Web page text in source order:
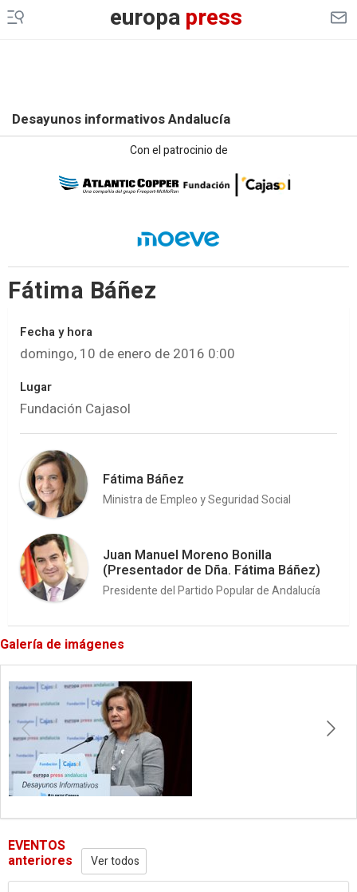
europapress
Desayunos informativos Andalucía
Con el patrocinio de
Fátima Báñez
Fecha y hora
domingo, 10 de enero de 2016 0:00
Lugar
Fundación Cajasol
Fátima Báñez
Ministra de Empleo y Seguridad Social
Juan Manuel Moreno Bonilla
(Presentador de Dña. Fátima Báñez)
Presidente del Partido Popular de Andalucía
Galería de imágenes
EVENTOS
anteriores Ver todos